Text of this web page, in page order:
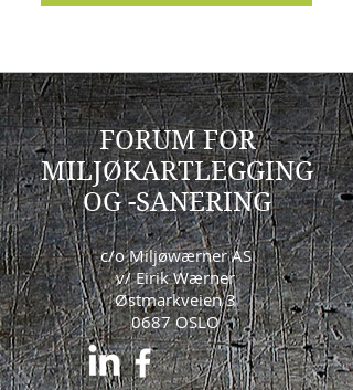
FORUM FOR
MILJØKARTLEGGING
OG -SANERING
c/o Miljøwærner AS
v/ Eirik Wærner
Østmarkveien 3
0687 OSLO